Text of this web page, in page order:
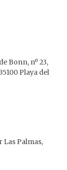
Bonn, nº 23,
Playa del
Las Palmas,